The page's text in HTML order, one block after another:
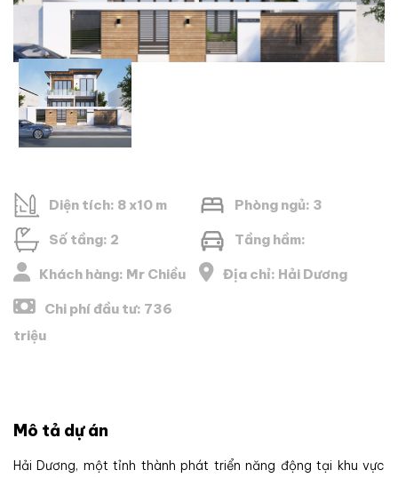
Diện tích: 8 x10 m Phòng ngủ: 3
Số tầng: 2 Tầng hầm:
Khách hàng: Mr Chiều Địa chỉ: Hải Dương
Chi phí đầu tư: 736
triệu
Mô tả dự án
Hải Dương, một tỉnh thành phát triển năng động tại khu vực